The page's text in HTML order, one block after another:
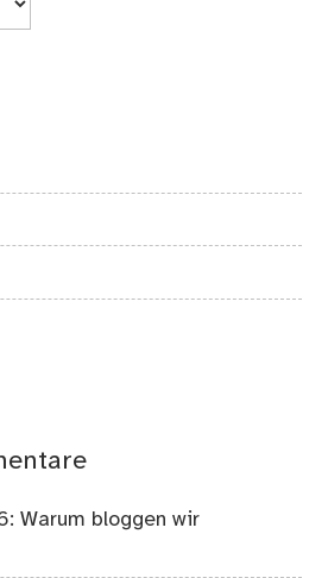
Warum bloggen wir